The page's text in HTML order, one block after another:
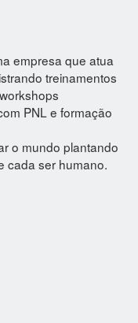
empresa que atua
treinamentos
PNL e formação
o mundo plantando
cada ser humano.